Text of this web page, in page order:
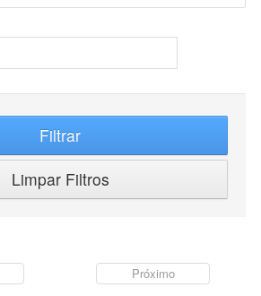
Filtrar
Limpar Filtros
Próximo